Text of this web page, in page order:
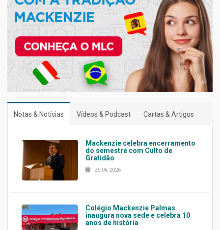
Notas & Notícias Vídeos & Podcast Cartas & Artigos
Mackenzie celebra encerramento
do semestre com Culto de
Gratidão
26.06.2026
Colégio Mackenzie Palmas
inaugura nova sede e celebra 10
anos de história